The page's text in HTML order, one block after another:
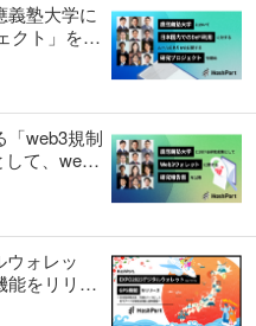
義塾大学に
クト」を実
適切なル
「web3規制
て、web3
表
ウォレッ
能をリリー
博をテーマ